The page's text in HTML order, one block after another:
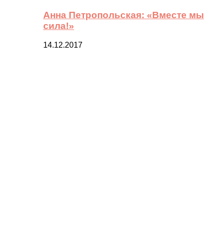
Анна Петропольская: «Вместе мы
сила!»
14.12.2017